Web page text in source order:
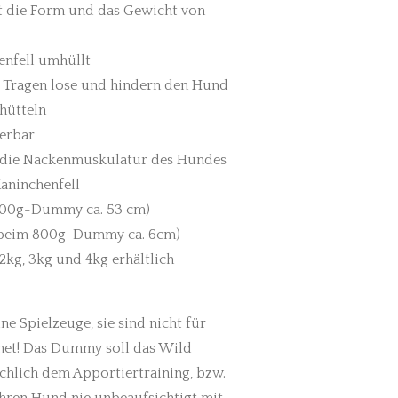
Form und das Gewicht von
umhüllt
lose und hindern den Hund
Nackenmuskulatur des Hundes
Dummy ca. 53 cm)
800g-Dummy ca. 6cm)
3kg und 4kg erhältlich
Spielzeuge, sie sind nicht für
Das Dummy soll das Wild
dem Apportiertraining, bzw.